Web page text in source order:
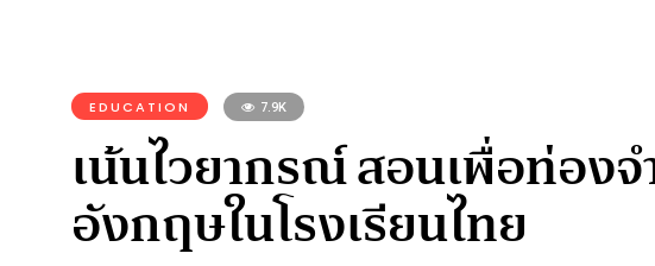
EDUCATION 7.9K
เน้นไวยากรณ์ สอนเพื่อท่อง
อังกฤษในโรงเรียนไทย